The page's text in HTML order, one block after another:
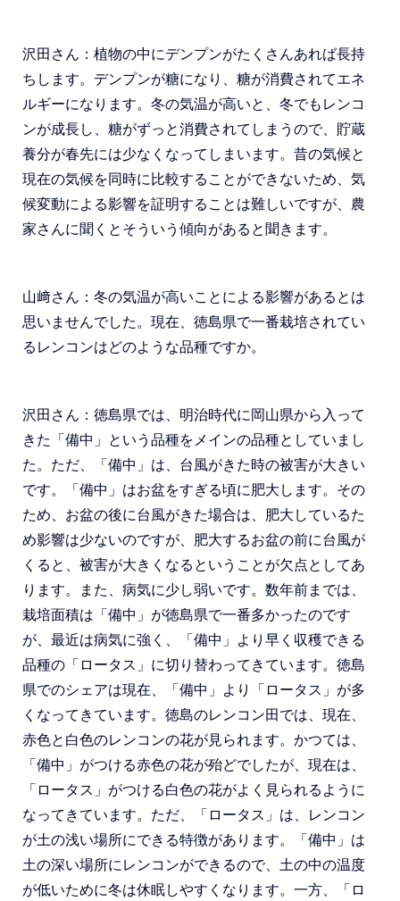
沢田さん：植物の中にデンプンがたくさんあれば長持
ちします。デンプンが糖になり、糖が消費されてエネ
ルギーになります。冬の気温が高いと、冬でもレンコ
ンが成長し、糖がずっと消費されてしまうので、貯蔵
養分が春先には少なくなってしまいます。昔の気候と
現在の気候を同時に比較することができないため、気
候変動による影響を証明することは難しいですが、農
家さんに聞くとそういう傾向があると聞きます。
山﨑さん：冬の気温が高いことによる影響があるとは
思いませんでした。現在、徳島県で一番栽培されてい
るレンコンはどのような品種ですか。
沢田さん：徳島県では、明治時代に岡山県から入って
きた「備中」という品種をメインの品種としていまし
た。ただ、「備中」は、台風がきた時の被害が大きい
です。「備中」はお盆をすぎる頃に肥大します。その
ため、お盆の後に台風がきた場合は、肥大しているた
め影響は少ないのですが、肥大するお盆の前に台風が
くると、被害が大きくなるということが欠点としてあ
ります。また、病気に少し弱いです。数年前までは、
栽培面積は「備中」が徳島県で一番多かったのです
が、最近は病気に強く、「備中」より早く収穫できる
品種の「ロータス」に切り替わってきています。徳島
県でのシェアは現在、「備中」より「ロータス」が多
くなってきています。徳島のレンコン田では、現在、
赤色と白色のレンコンの花が見られます。かつては、
「備中」がつける赤色の花が殆どでしたが、現在は、
「ロータス」がつける白色の花がよく見られるように
なってきています。ただ、「ロータス」は、レンコン
が土の浅い場所にできる特徴があります。「備中」は
土の深い場所にレンコンができるので、土の中の温度
が低いために冬は休眠しやすくなります。一方、「ロ